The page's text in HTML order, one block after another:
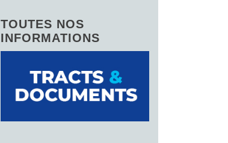
TOUTES NOS
INFORMATIONS